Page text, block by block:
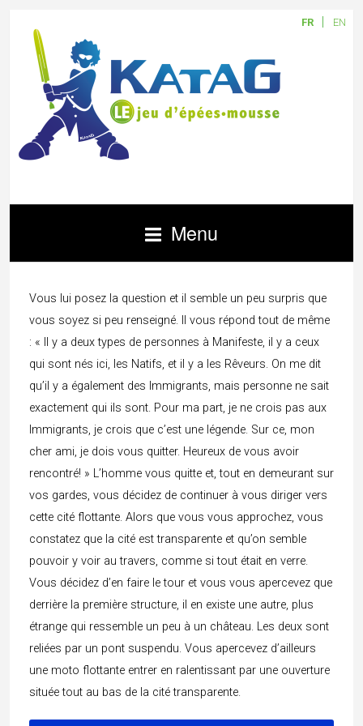
FR EN
Menu
Vous lui posez la question et il semble un peu surpris que
vous soyez si peu renseigné. Il vous répond tout de même
: « Il y a deux types de personnes à Manifeste, il y a ceux
qui sont nés ici, les Natifs, et il y a les Rêveurs. On me dit
qu’il y a également des Immigrants, mais personne ne sait
exactement qui ils sont. Pour ma part, je ne crois pas aux
Immigrants, je crois que c’est une légende. Sur ce, mon
cher ami, je dois vous quitter. Heureux de vous avoir
rencontré! » L’homme vous quitte et, tout en demeurant sur
vos gardes, vous décidez de continuer à vous diriger vers
cette cité flottante. Alors que vous vous approchez, vous
constatez que la cité est transparente et qu’on semble
pouvoir y voir au travers, comme si tout était en verre.
Vous décidez d’en faire le tour et vous vous apercevez que
derrière la première structure, il en existe une autre, plus
étrange qui ressemble un peu à un château. Les deux sont
reliées par un pont suspendu. Vous apercevez d’ailleurs
une moto flottante entrer en ralentissant par une ouverture
située tout au bas de la cité transparente.